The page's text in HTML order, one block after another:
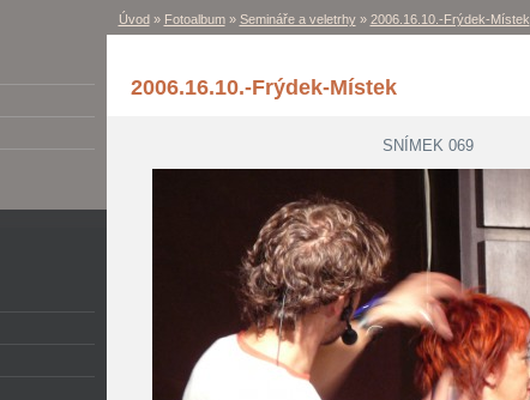
Úvod» Fotoalbum» Semináře a veletrhy» 2006.16.10.-Frýdek-Místek
2006.16.10.-Frýdek-Místek
SNÍMEK 069